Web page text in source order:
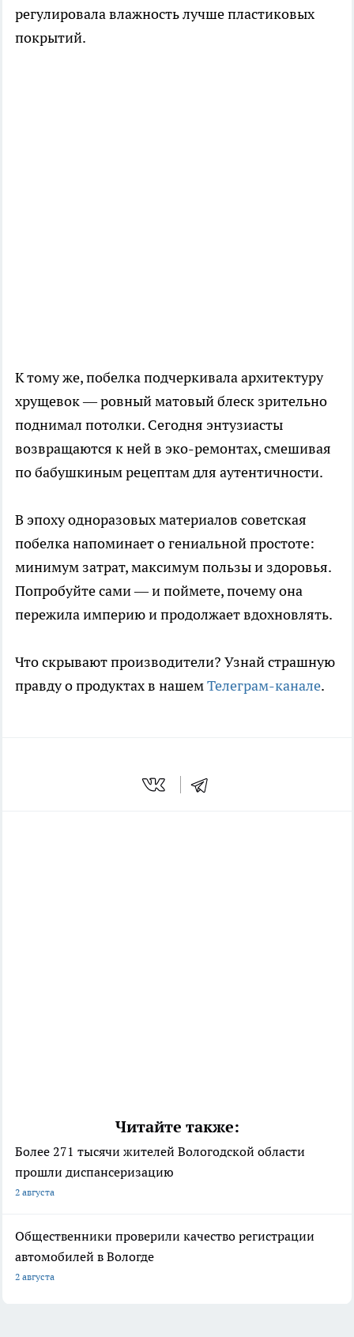
регулировала влажность лучше пластиковых
покрытий.​
К тому же, побелка подчеркивала архитектуру
хрущевок — ровный матовый блеск зрительно
поднимал потолки. Сегодня энтузиасты
возвращаются к ней в эко-ремонтах, смешивая
по бабушкиным рецептам для аутентичности.
В эпоху одноразовых материалов советская
побелка напоминает о гениальной простоте:
минимум затрат, максимум пользы и здоровья.
Попробуйте сами — и поймете, почему она
пережила империю и продолжает вдохновлять.
Что скрывают производители? Узнай страшную
правду о продуктах в нашемТелеграм-канале.
Читайте также:
Более 271 тысячи жителей Вологодской области
прошли диспансеризацию
2 августа
Общественники проверили качество регистрации
автомобилей в Вологде
2 августа